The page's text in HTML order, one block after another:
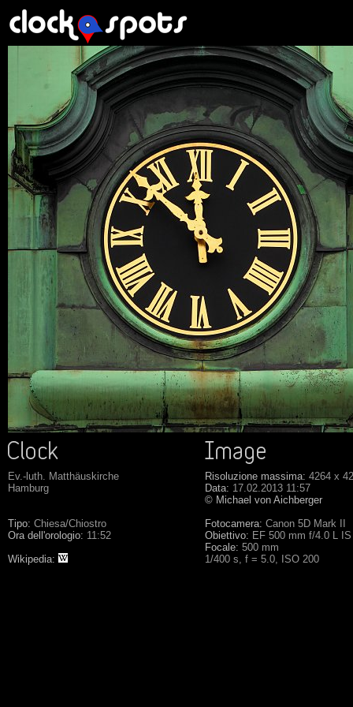
Ev.-luth. Matthäuskirche
Hamburg
Tipo: Chiesa/Chiostro
Ora dell'orologio: 11:52
Wikipedia:
Risoluzione massima: 4264 x
Data: 17.02.2013 11:57
© Michael von Aichberger
Fotocamera: Canon 5D Mark II
Obiettivo: EF 500 mm f/4.0 L
Focale: 500 mm
1/400 s, f = 5.0, ISO 200